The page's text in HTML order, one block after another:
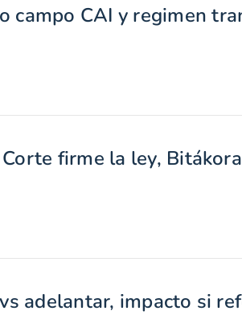
campo CAI y regimen
firme la ley,
adelantar, impacto si